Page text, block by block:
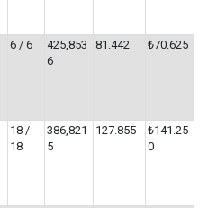
6 / 6
425,853
6
81.442 ₺70.625
18 /
18
386,821
5
127.855
₺141.25
0